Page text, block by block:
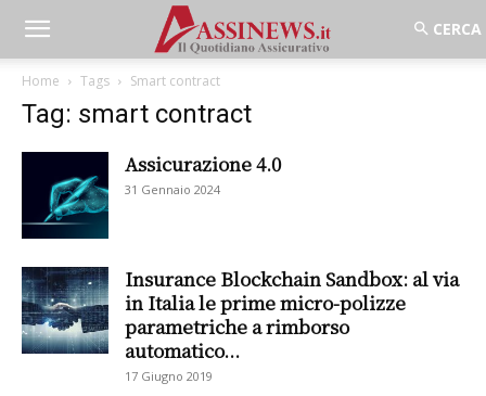
Home Tags Smart contract
Tag: smart contract
Assicurazione 4.0
31 Gennaio 2024
Insurance Blockchain Sandbox: al via
in Italia le prime micro-polizze
parametriche a rimborso
automatico...
17 Giugno 2019